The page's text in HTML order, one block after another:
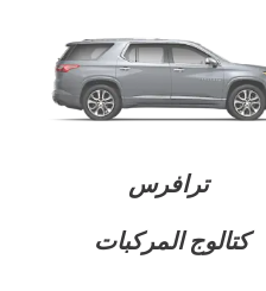
سوبربان 2026
ترافرس
كتالوج المركبات